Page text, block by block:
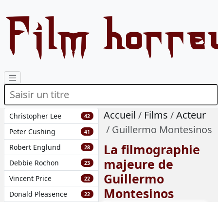
Film
Christopher Lee 42
Peter Cushing 41
Robert Englund 28
Debbie Rochon 23
Vincent Price 22
Donald Pleasence 22
Accueil Films
Acteur
Guillermo Montesinos
La filmographie
majeure de
Guillermo
Montesinos